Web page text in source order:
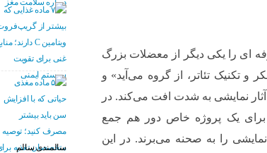
ای را یکی دیگر از معضلات بزرگ
و تکنیک تئاتر، از گروه می‌آید» و
نمایشی به شدت افت می‌کند. در
برای یک پروژه خاص دور هم جمع
را به صحنه می‌برند. در این
سالمندی سالم